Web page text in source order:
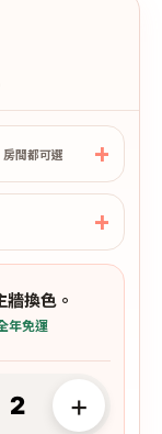
間都可選
換色。
年免運
+